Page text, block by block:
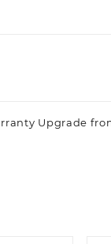
Upgrade